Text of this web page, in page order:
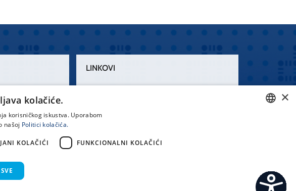
LINKOVI
×
kolačiće.
korisničkog iskustva. Uporabom
našoj Politici kolačića.
KOLAČIĆI FUNKCIONALNI KOLAČIĆI